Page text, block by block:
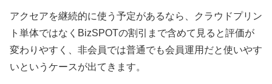
アクセアを継続的に使う予定があるなら、クラウドプリン
ト単体ではなくBizSPOTの割引まで含めて見ると評価が
変わりやすく、非会員では普通でも会員運用だと使いやす
いというケースが出てきます。